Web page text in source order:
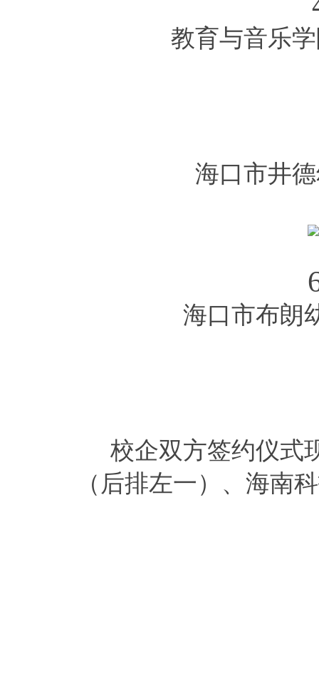
教育与音乐
海口市井
海口市布朗
校企双方签约仪式
（后排左一）、海南